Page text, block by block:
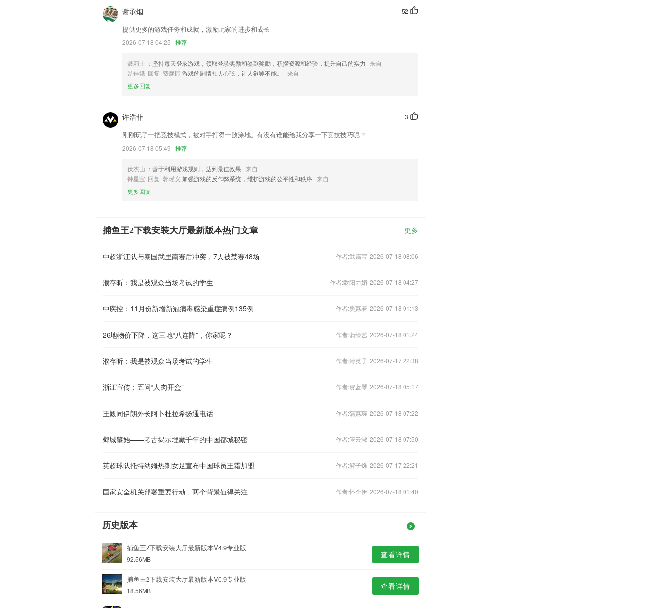
您的使用经历，以帮助我们更好的对产品进行优化修改。
52
谢承烟
提供更多的游戏任务和成就，激励玩家的进步和成长
2026-07-18 04:25 推荐
聂莉士 ：坚持每天登录游戏，领取登录奖励和签到奖励，积攒资源和经验，提升自己的实力 来自
翁佳娥 回复 费馨园 游戏的剧情扣人心弦，让人欲罢不能。
来自
更多回复
3
许浩菲
刚刚玩了一把竞技模式，被对手打得一败涂地。有没有谁能给我分享一下竞技技巧呢？
2026-07-18 05:49 推荐
伏杰山 ：善于利用游戏规则，达到最佳效果 来自
钟星宝 回复 郭瑾义 加强游戏的反作弊系统，维护游戏的公平性和秩序 来自
更多回复
捕鱼王2下载安装大厅最新版本热门文章 更多
中超浙江队与泰国武里南赛后冲突，7人被禁赛48场 作者:武霭宝 2026-07-18 08:06
濮存昕：我是被观众当场考试的学生 作者:欧阳力娟 2026-07-18 04:27
中疾控：11月份新增新冠病毒感染重症病例135例 作者:樊荔若 2026-07-18 01:13
26地物价下降，这三地“八连降”，你家呢？ 作者:蒲绿艺 2026-07-18 01:24
濮存昕：我是被观众当场考试的学生 作者:溥英子 2026-07-17 22:38
浙江宣传：五问“人肉开盒” 作者:贺蓝琴 2026-07-18 05:17
王毅同伊朗外长阿卜杜拉希扬通电话 作者:蒲荔琬 2026-07-18 07:22
邺城肇始——考古揭示埋藏千年的中国都城秘密 作者:管云淑 2026-07-18 07:50
英超球队托特纳姆热刺女足宣布中国球员王霜加盟 作者:解子烁 2026-07-17 22:21
国家安全机关部署重要行动，两个背景值得关注 作者:怀全伊 2026-07-18 01:40
历史版本
捕鱼王2下载安装大厅最新版本V4.9专业版
92.56MB 查看详情
捕鱼王2下载安装大厅最新版本V0.9专业版
18.56MB 查看详情